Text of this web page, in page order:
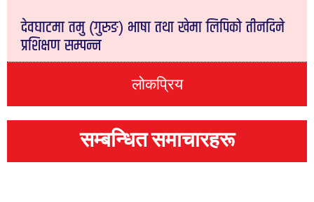
लोकप्रिय
देवघाटमा तमु (गुरुङ) भाषा तथा खेमा लिपिको तीनदिने
प्रशिक्षण सम्पन्न
सम्बन्धित समाचारहरू